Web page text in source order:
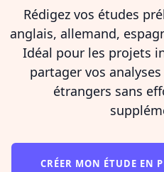
Rédigez vos études
anglais, allemand,
Idéal pour les projets
partager vos
étrangers sans
CRÉER MON ÉTUDE EN